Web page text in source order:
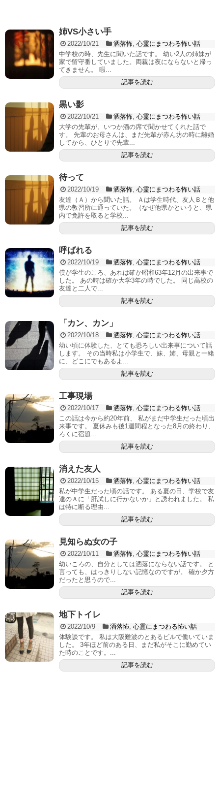
姉VS小さい手
2022/10/21 洒落怖, 心霊にまつわる怖い話
中学校の時、先生に聞いた話です。 幼い2人の姉妹が
家で留守番していました。両親は夜にならないと帰っ
てきません。 暇...
記事を読む
黒い影
2022/10/21 洒落怖, 心霊にまつわる怖い話
大学の先輩が、いつか酒の席で聞かせてくれた話で
す。 先輩のお母さんは、まだ先輩が赤ん坊の時に離婚
してから、ひとりで先輩...
記事を読む
待って
2022/10/19 洒落怖, 心霊にまつわる怖い話
友達（Ａ）から聞いた話。 Ａは学生時代、友人Ｂと他
県の教習所に通っていた。（なぜ他県かというと、県
内で免許を取ると学校...
記事を読む
呼ばれる
2022/10/19 洒落怖, 心霊にまつわる怖い話
僕が学生のころ、あれは確か昭和63年12月の出来事で
した。 あの時は確か大学3年の時でした。 同じ高校の
友達と二人で...
記事を読む
「カン、カン」
2022/10/18 洒落怖, 心霊にまつわる怖い話
幼い頃に体験した、とても恐ろしい出来事について話
します。 その当時私は小学生で、妹、姉、母親と一緒
に、どこにでもあるよ...
記事を読む
工事現場
2022/10/17 洒落怖, 心霊にまつわる怖い話
この話は今から約20年前、 私がまだ中学生だった頃出
来事です。 夏休みも後1週間程となった8月の終わり、
ろくに宿題...
記事を読む
消えた友人
2022/10/15 洒落怖, 心霊にまつわる怖い話
私が中学生だった頃の話です。 ある夏の日、学校で友
達のＡに「肝試しに行かないか」と誘われました。 私
は特に断る理由...
記事を読む
見知らぬ女の子
2022/10/11 洒落怖, 心霊にまつわる怖い話
幼いころの、自分としては洒落にならない話です。 と
言っても、はっきりしない記憶なのですが。 確か夕方
だったと思うので...
記事を読む
地下トイレ
2022/10/9 洒落怖, 心霊にまつわる怖い話
体験談です。 私は大阪難波のとあるビルで働いていま
した。 3年ほど前のある日、まだ私がそこに勤めてい
た時のことです。...
記事を読む